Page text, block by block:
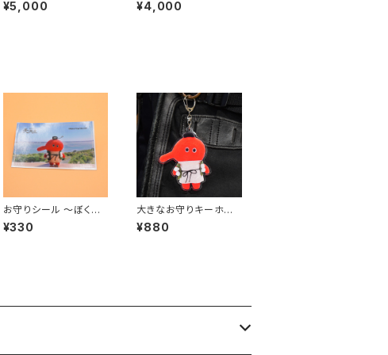
5cm
¥5,000
5cm
¥4,000
お守りシール 〜ぼくは
てんぐ〜（9x5.5cm）
¥330
大きなお守りキーホル
ダー 〜ぼくはてんぐ〜
（高さ約7.5cm）
¥880